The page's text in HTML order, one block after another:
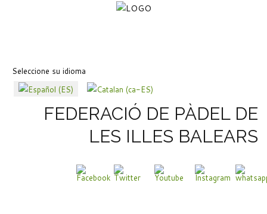
Seleccione su idioma
FEDERACIÓ DE PÀDEL DE
LES ILLES BALEARS